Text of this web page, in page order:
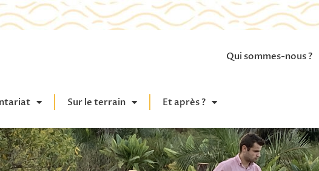
Qui sommes-nous ?
Sur le terrain Et après ?